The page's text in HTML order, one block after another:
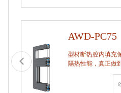
AWD-PC75
型材断热腔内填充
隔热性能，真正做